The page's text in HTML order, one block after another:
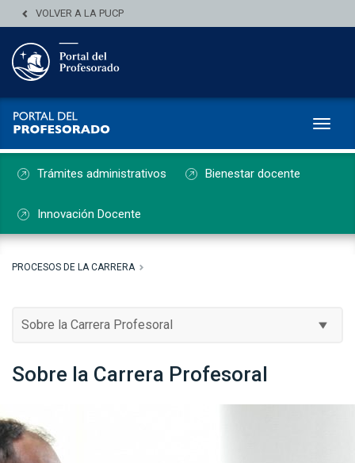
VOLVER A LA PUCP
Trámites administrativos Bienestar docente
Innovación Docente
PROCESOS DE LA CARRERA
Sobre la Carrera Profesoral
Sobre la Carrera Profesoral